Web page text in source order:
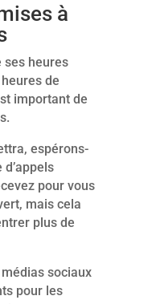
à
ses heures
de
important de
espérons-
pour vous
mais cela
plus de
sociaux
pour les